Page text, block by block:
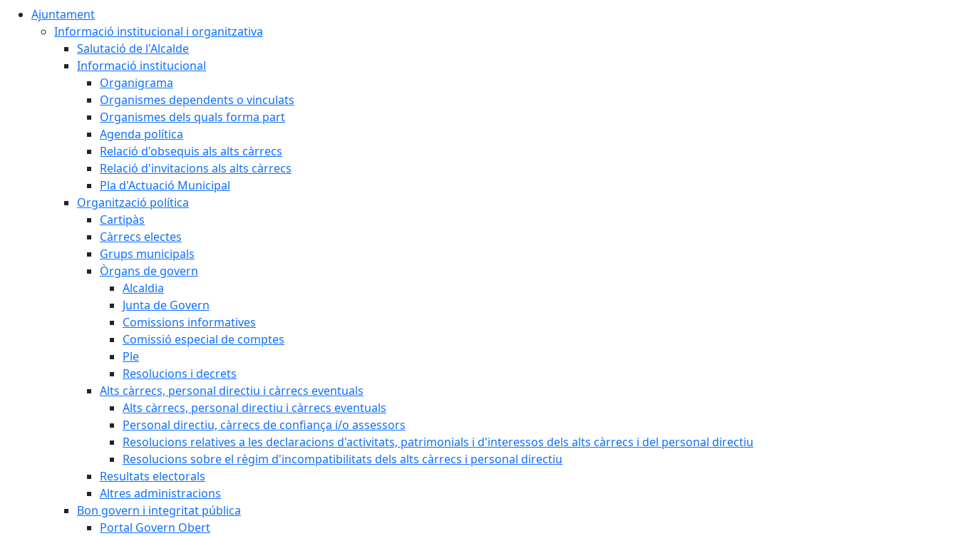
Ajuntament
Informació institucional i organitzativa
Salutació de l'Alcalde
Informació institucional
Organigrama
Organismes dependents o vinculats
Organismes dels quals forma part
Agenda política
Relació d'obsequis als alts càrrecs
Relació d'invitacions als alts càrrecs
Pla d'Actuació Municipal
Organització política
Cartipàs
Càrrecs electes
Grups municipals
Òrgans de govern
Alcaldia
Junta de Govern
Comissions informatives
Comissió especial de comptes
Ple
Resolucions i decrets
Alts càrrecs, personal directiu i càrrecs eventuals
Alts càrrecs, personal directiu i càrrecs eventuals
Personal directiu, càrrecs de confiança i/o assessors
Resolucions relatives a les declaracions d'activitats, patrimonials i d'interessos dels alts càrrecs i del personal directiu
Resolucions sobre el règim d'incompatibilitats dels alts càrrecs i personal directiu
Resultats electorals
Altres administracions
Bon govern i integritat pública
Portal Govern Obert